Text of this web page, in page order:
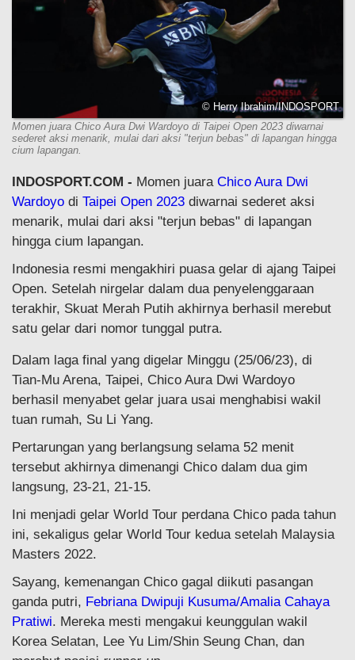
© Herry Ibrahim/INDOSPORT
Momen juara Chico Aura Dwi Wardoyo di Taipei Open 2023 diwarnai
sederet aksi menarik, mulai dari aksi "terjun bebas" di lapangan hingga
cium lapangan.
INDOSPORT.COM - Momen juara Chico Aura Dwi
Wardoyo di Taipei Open 2023 diwarnai sederet aksi
menarik, mulai dari aksi "terjun bebas" di lapangan
hingga cium lapangan.
Indonesia resmi mengakhiri puasa gelar di ajang Taipei
Open. Setelah nirgelar dalam dua penyelenggaraan
terakhir, Skuat Merah Putih akhirnya berhasil merebut
satu gelar dari nomor tunggal putra.
Dalam laga final yang digelar Minggu (25/06/23), di
Tian-Mu Arena, Taipei, Chico Aura Dwi Wardoyo
berhasil menyabet gelar juara usai menghabisi wakil
tuan rumah, Su Li Yang.
Pertarungan yang berlangsung selama 52 menit
tersebut akhirnya dimenangi Chico dalam dua gim
langsung, 23-21, 21-15.
Ini menjadi gelar World Tour perdana Chico pada tahun
ini, sekaligus gelar World Tour kedua setelah Malaysia
Masters 2022.
Sayang, kemenangan Chico gagal diikuti pasangan
ganda putri, Febriana Dwipuji Kusuma/Amalia Cahaya
Pratiwi. Mereka mesti mengakui keunggulan wakil
Korea Selatan, Lee Yu Lim/Shin Seung Chan, dan